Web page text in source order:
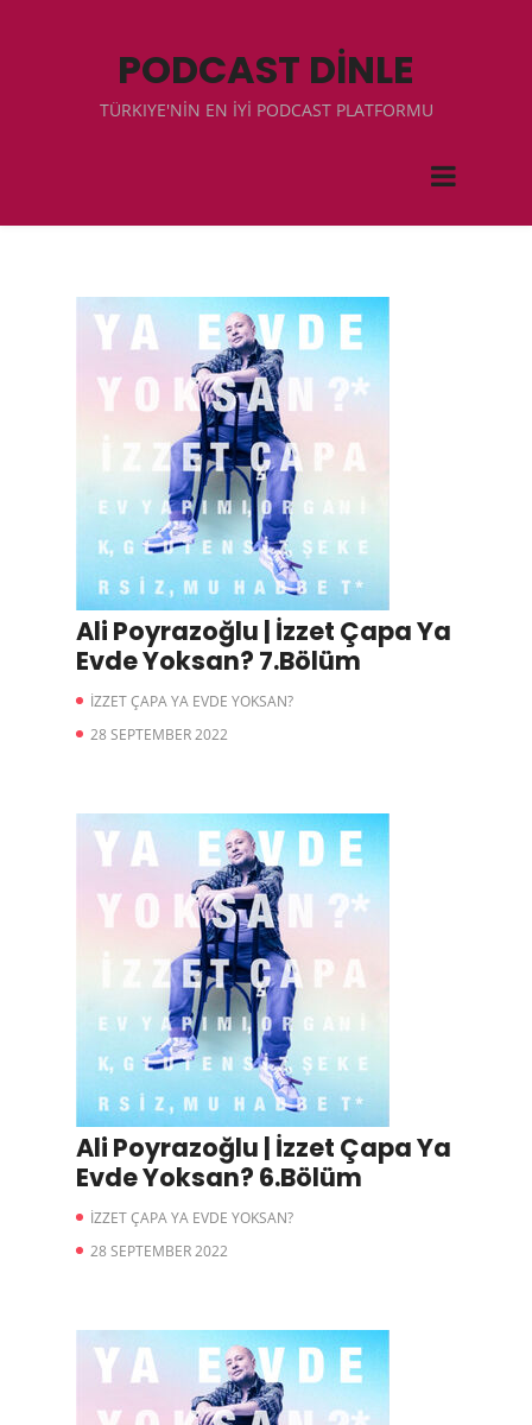
PODCAST DİNLE
TÜRKIYE'NİN EN İYİ PODCAST PLATFORMU
Ali Poyrazoğlu | İzzet Çapa Ya
Evde Yoksan? 7.Bölüm
İZZET ÇAPA YA EVDE YOKSAN?
28 SEPTEMBER 2022
Ali Poyrazoğlu | İzzet Çapa Ya
Evde Yoksan? 6.Bölüm
İZZET ÇAPA YA EVDE YOKSAN?
28 SEPTEMBER 2022